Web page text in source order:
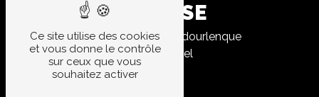
ADRESSE
520 Chemin de le Vidourlenque
34400 Lunel
Ce site utilise des cookies
et vous donne le contrôle
sur ceux que vous
souhaitez activer